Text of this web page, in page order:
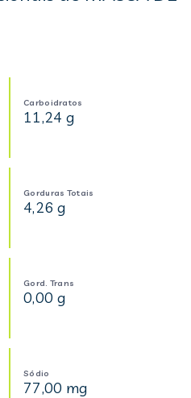
Carboidratos
11,24 g
Gorduras Totais
4,26 g
Gord. Trans
0,00 g
Sódio
77,00 mg